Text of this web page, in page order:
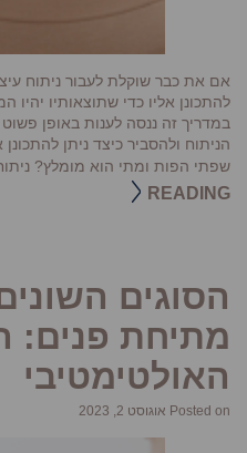
אם את כבר שוקלת לעבור ניתוח
להתכונן אליו כדי שתוצאותיו יהיו
במדריך זה ננסה לענות באופן
הניתוח ולהסביר כיצד ניתן
שפתי הפות ומתי הוא מומלץ?
READING
הסוגים
מתיחת פנים:
האולטימטיבי
Posted on אוגוסט 2, 2023